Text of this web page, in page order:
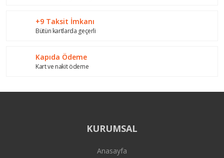
+9 Taksit İmkanı
Bütün kartlarda geçerli
Kapıda Ödeme
Kart ve nakit ödeme
KURUMSAL
Anasayfa